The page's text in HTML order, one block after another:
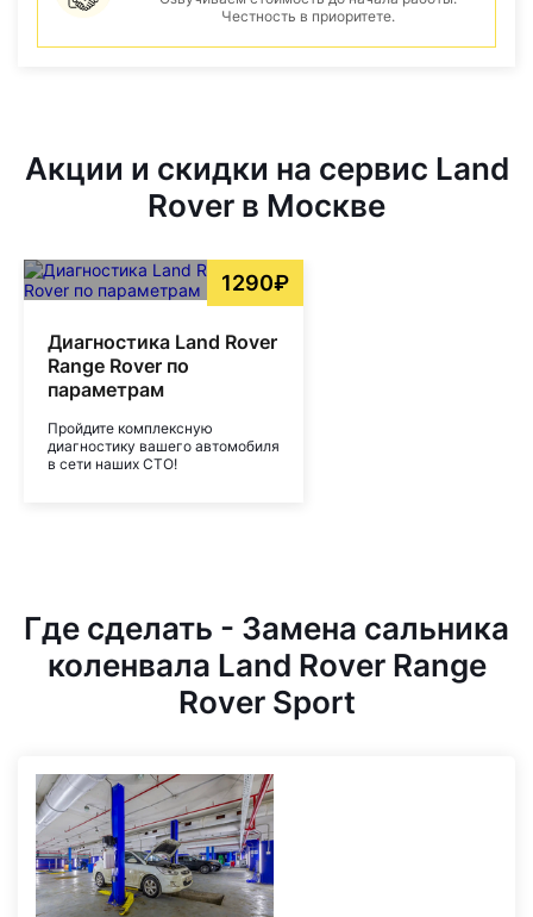
Честность в приоритете.
Акции и скидки на сервис Land
Rover в Москве
1290₽
Диагностика Land Rover
Range Rover по
параметрам
Пройдите комплексную
диагностику вашего автомобиля
в сети наших СТО!
Где сделать - Замена сальника
коленвала Land Rover Range
Rover Sport